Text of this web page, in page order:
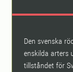
Den svenska
enskilda arters
tillståndet för